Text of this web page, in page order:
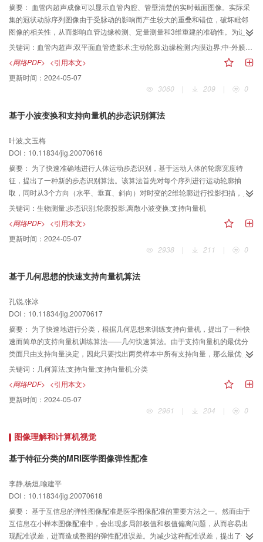
摘要： 血管内超声成像可以显示血管内腔、管壁清楚的实时截面图像。实际采
集的冠状动脉序列图像由于受脉动的影响而产生较大的重叠和错位，破坏毗邻
图像的相关性，从而影响血管边缘检测、定量测量和3维重建的准确性。为进行
精确的配准和边缘检测，采用一种新型的无需硬件设施的相角配准技术，经对
序列图像的重采样得到相同相位下的连续图像，再基于快速主动轮廓算法模型
提出一种适合血管内超声图像的自动边缘检测方法对重采样后的图像进行边缘
检测。检测结果表明自动检测的内腔、血管面积与手动追踪非常吻合，具有较
高的相关系数和较小的系统误差，可作为医生可靠而准确的诊断工具。
关键词： 血管内超声;双平面血管造影术;主动轮廓;边缘检测;内膜边界;中-外膜边界
<网络PDF> <引用本文>
更新时间： 2024-05-07
3060
| 209 | 0
基于小波变换和支持向量机的步态识别算法
叶波,文玉梅
DOI：10.11834/jig.20070616
摘要： 为了快速准确地进行人体运动步态识别，基于运动人体的轮廓宽度特
征，提出了一种新的步态识别算法。该算法首先对每个序列进行运动轮廓抽
取，同时从3个方向（水平、垂直、斜向）对时变的2维轮廓进行投影扫描，并
分别转换为对应的特征向量；然后通过对级联的特征向量进行离散正交小波变
换来提取低维步态特征，并抑制噪声；在此基础上采用支持向量机训练步态分
类器组，最后用支持向量机组进行步态识别。在一组30人构成的步态数据库中
进行的实验结果表明，该算法具备快速、稳健的特征，识别率达到91％，初步
关键词： 生物测量;步态识别;轮廓投影;离散小波变换;支持向量机
<网络PDF> <引用本文>
更新时间： 2024-05-07
2938
| 211 | 0
基于几何思想的快速支持向量机算法
孔锐,张冰
DOI：10.11834/jig.20070617
摘要： 为了快速地进行分类，根据几何思想来训练支持向量机，提出了一种快
速而简单的支持向量机训练算法——几何快速算法。由于支持向量机的最优分
类面只由支持向量决定，因此只要找出两类样本中所有支持向量，那么最优分
类面就可以完全确定。该新的算法根据两类样本的几何分布，先从两类样本的
最近点开始；然后通过不断地寻找违反KKT条件的样本点来找出支持向量；最
后确定最优分类面。为了验证新算法的有效性，分别利用两个公共数据库，对
新算法与SMO算法及DIRECTSVM算法进行了实验对比，实验结果显示，新算
法的分类精度虽与其他两个方法相当，但新算法的运算速度明显比其他两个算
关键词： 几何算法;支持向量;支持向量机;分类
<网络PDF> <引用本文>
更新时间： 2024-05-07
2961
| 204 | 0
图像理解和计算机视觉
基于特征分类的MRI医学图像弹性配准
李静,杨烜,喻建平
DOI：10.11834/jig.20070618
摘要： 基于互信息的弹性图像配准是医学图像配准的重要方法之一。然而由于
互信息在小样本图像配准中，会出现多局部极值和极值偏离问题，从而容易出
现配准误差，进而造成整图的弹性配准误差。为减少这种配准误差，提出了一